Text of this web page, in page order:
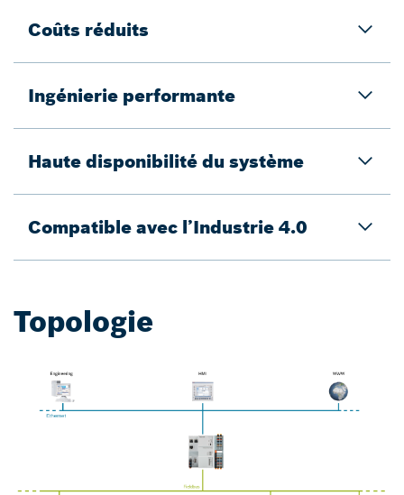
Coûts réduits
Ingénierie performante
Haute disponibilité du système
Compatible avec l’Industrie 4.0
Topologie